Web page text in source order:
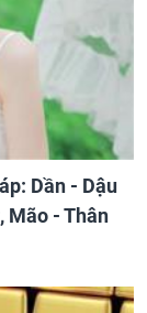
Dần - Dậu
Mão - Thân